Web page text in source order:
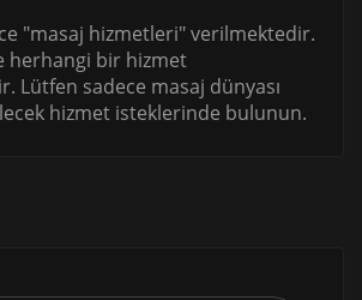
"masaj hizmetleri" verilmektedir.
herhangi bir hizmet
Lütfen sadece masaj dünyası
hizmet isteklerinde bulunun.